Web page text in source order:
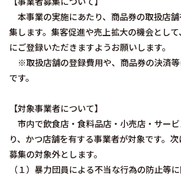
本事業の実施にあたり、商品券の取扱店
集します。集客促進や売上拡大の機会とし
にご登録いただきますようお願いします。
※取扱店舗の登録費用や、商品券の決済
です。
【対象事業者について】
市内で飲食店・食料品店・小売店・サー
り、かつ店舗を有する事業者が対象です。
募集の対象外とします。
（１）暴力団員による不当な行為の防止等